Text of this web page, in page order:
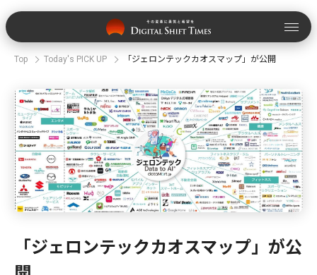
Top Today's PICK UP 「ジェロンテックカオスマップ」が公開
「ジェロンテックカオスマップ」が公